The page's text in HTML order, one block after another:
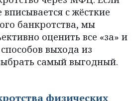
с жёсткие
банкротства, мы
оценить все «за» и
выхода из
самый выгодный.
физических